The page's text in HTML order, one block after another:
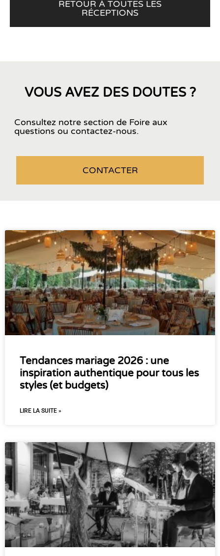
RETOUR À TOUTES LES
RÉCEPTIONS
VOUS AVEZ DES DOUTES ?
Consultez notre section de Foire aux
questions ou contactez-nous.
CONTACTER
Tendances mariage 2026 : une
inspiration authentique pour tous les
styles (et budgets)
LIRE LA SUITE »